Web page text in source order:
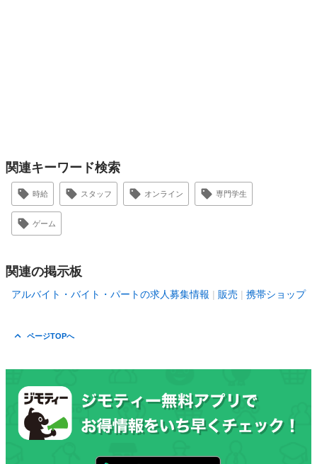
関連キーワード検索
時給 スタッフ オンライン 専門学生
ゲーム
関連の掲示板
アルバイト・バイト・パートの求人募集情報 販売 携帯ショップ
ページTOPへ